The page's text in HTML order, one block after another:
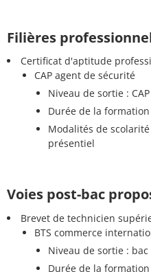
Filières
Certificat d'aptitude
CAP agent de sécurité
Niveau de sortie :
Durée de la formation
Modalités de
présentiel
Voies post-bac
Brevet de technicien
BTS commerce
Niveau de sortie : bac
Durée de la formation